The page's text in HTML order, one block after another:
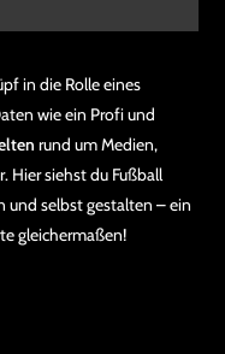
in die Rolle eines
wie ein Profi und
rund um Medien,
Hier siehst du Fußball
und selbst gestalten – ein
gleichermaßen!